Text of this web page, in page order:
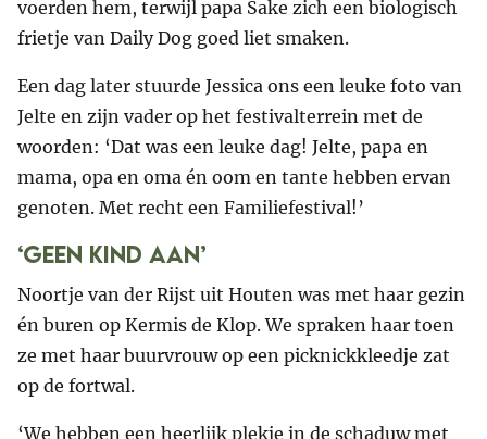
voerden hem, terwijl papa Sake zich een biologisch
frietje van Daily Dog goed liet smaken.
Een dag later stuurde Jessica ons een leuke foto van
Jelte en zijn vader op het festivalterrein met de
woorden: ‘Dat was een leuke dag! Jelte, papa en
mama, opa en oma én oom en tante hebben ervan
genoten. Met recht een Familiefestival!’
‘Geen kind aan’
Noortje van der Rijst uit Houten was met haar gezin
én buren op Kermis de Klop. We spraken haar toen
ze met haar buurvrouw op een picknickkleedje zat
op de fortwal.
‘We hebben een heerlijk plekje in de schaduw met